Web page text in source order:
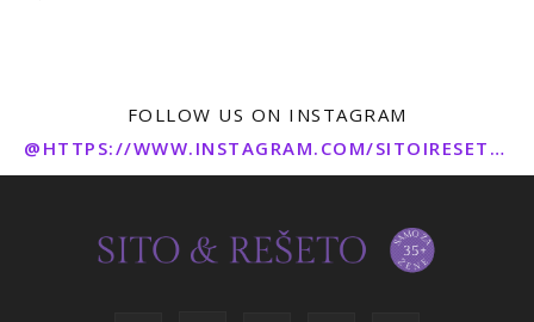
FOLLOW US ON INSTAGRAM
@HTTPS://WWW.INSTAGRAM.COM/SITOIRESETO/